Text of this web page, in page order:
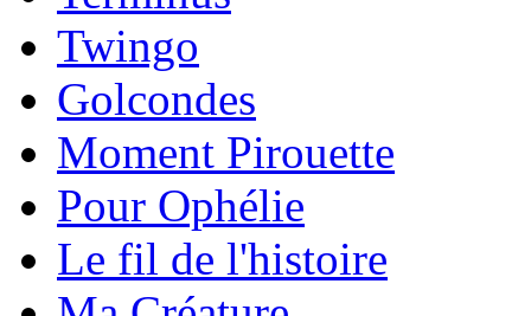
Twingo
Golcondes
Moment Pirouette
Pour Ophélie
Le fil de l'histoire